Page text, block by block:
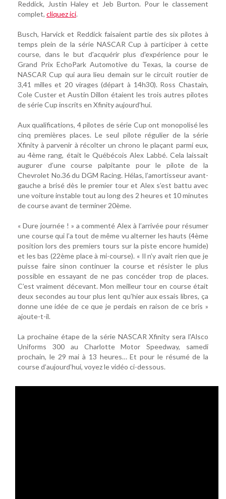
Reddick, Justin Haley et Jeb Burton. Pour le classement
complet, cliquez ici.
Busch, Harvick et Reddick faisaient partie des six pilotes à
temps plein de la série NASCAR Cup à participer à cette
course, dans le but d'acquérir plus d'expérience pour le
Grand Prix EchoPark Automotive du Texas, la course de
NASCAR Cup qui aura lieu demain sur le circuit routier de
3,41 milles et 20 virages (départ à 14h30). Ross Chastain,
Cole Custer et Austin Dillon étaient les trois autres pilotes
de série Cup inscrits en Xfinity aujourd’hui.
Aux qualifications, 4 pilotes de série Cup ont monopolisé les
cinq premières places. Le seul pilote régulier de la série
Xfinity à parvenir à récolter un chrono le plaçant parmi eux,
au 4ème rang, était le Québécois Alex Labbé. Cela laissait
augurer d’une course palpitante pour le pilote de la
Chevrolet No.36 du DGM Racing. Hélas, l’amortisseur avant-
gauche a brisé dès le premier tour et Alex s’est battu avec
une voiture instable tout au long des 2 heures et 10 minutes
de course avant de terminer 20ème.
« Dure journée ! » a commenté Alex à l’arrivée pour résumer
une course qui l’a tout de même vu alterner les hauts (4ème
position lors des premiers tours sur la piste encore humide)
et les bas (22ème place à mi-course). « Il n’y avait rien que je
puisse faire sinon continuer la course et résister le plus
possible en essayant de ne pas concéder trop de places.
C’est vraiment décevant. Mon meilleur tour en course était
deux secondes au tour plus lent qu’hier aux essais libres, ça
donne une idée de ce que je perdais en raison de ce bris »
ajoute-t-il.
La prochaine étape de la série NASCAR Xfinity sera l'Alsco
Uniforms 300 au Charlotte Motor Speedway, samedi
prochain, le 29 mai à 13 heures… Et pour le résumé de la
course d’aujourd’hui, voyez le vidéo ci-dessous.